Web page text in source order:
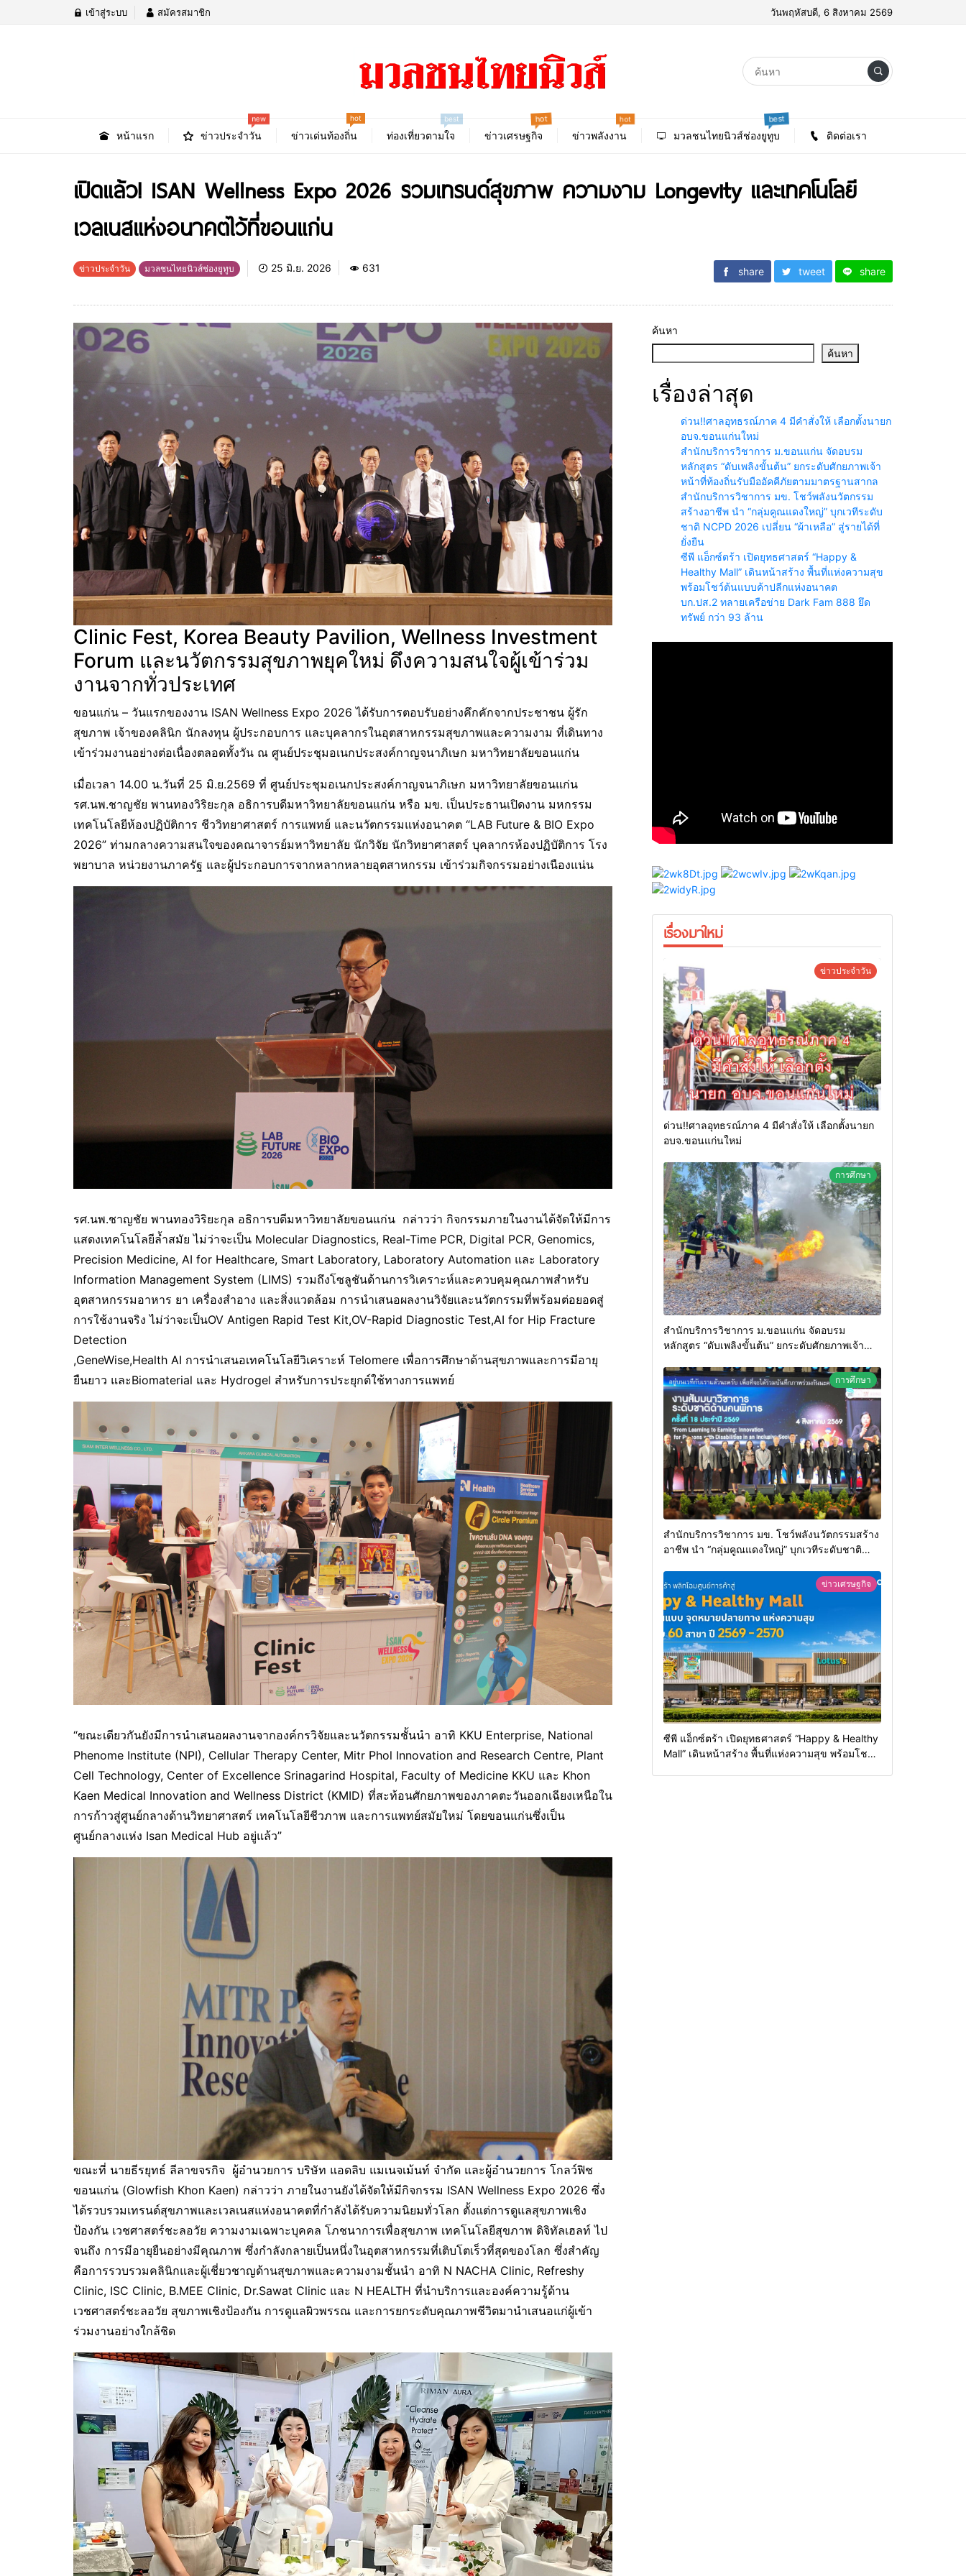
เข้าสู่ระบบ สมัครสมาชิก วันพฤหัสบดี, 6 สิงหาคม 2569
หน้าแรก ข่าวประจำวัน
new
ข่าวเด่นท้องถิ่น
hot
ท่องเที่ยวตามใจ
best
ข่าวเศรษฐกิจ
hot
ข่าวพลังงาน
hot
มวลชนไทยนิวส์ช่องยูทูบ
best
ติดต่อเรา
เปิดแล้ว! ISAN Wellness Expo 2026 รวมเทรนด์สุขภาพ ความงาม Longevity และเทคโนโลยี
เวลเนสแห่งอนาคตไว้ที่ขอนแก่น
ข่าวประจำวัน มวลชนไทยนิวส์ช่องยูทูบ 25 มิ.ย. 2026 631 share tweet share
Clinic Fest, Korea Beauty Pavilion, Wellness Investment
Forum และนวัตกรรมสุขภาพยุคใหม่ ดึงความสนใจผู้เข้าร่วม
งานจากทั่วประเทศ
ขอนแก่น – วันแรกของงาน ISAN Wellness Expo 2026 ได้รับการตอบรับอย่างคึกคักจากประชาชน ผู้รัก
สุขภาพ เจ้าของคลินิก นักลงทุน ผู้ประกอบการ และบุคลากรในอุตสาหกรรมสุขภาพและความงาม ที่เดินทาง
เข้าร่วมงานอย่างต่อเนื่องตลอดทั้งวัน ณ ศูนย์ประชุมอเนกประสงค์กาญจนาภิเษก มหาวิทยาลัยขอนแก่น
เมื่อเวลา 14.00 น.วันที่ 25 มิ.ย.2569 ที่ ศูนย์ประชุมอเนกประสงค์กาญจนาภิเษก มหาวิทยาลัยขอนแก่น
รศ.นพ.ชาญชัย พานทองวิริยะกุล อธิการบดีมหาวิทยาลัยขอนแก่น หรือ มข. เป็นประธานเปิดงาน มหกรรม
เทคโนโลยีห้องปฏิบัติการ ชีววิทยาศาสตร์ การแพทย์ และนวัตกรรมแห่งอนาคต “LAB Future & BIO Expo
2026” ท่ามกลางความสนใจของคณาจารย์มหาวิทยาลัย นักวิจัย นักวิทยาศาสตร์ บุคลากรห้องปฏิบัติการ โรง
พยาบาล หน่วยงานภาครัฐ และผู้ประกอบการจากหลากหลายอุตสาหกรรม เข้าร่วมกิจกรรมอย่างเนืองแน่น
รศ.นพ.ชาญชัย พานทองวิริยะกุล อธิการบดีมหาวิทยาลัยขอนแก่น กล่าวว่า กิจกรรมภายในงานได้จัดให้มีการ
แสดงเทคโนโลยีล้ำสมัย ไม่ว่าจะเป็น Molecular Diagnostics, Real-Time PCR, Digital PCR, Genomics,
Precision Medicine, AI for Healthcare, Smart Laboratory, Laboratory Automation และ Laboratory
Information Management System (LIMS) รวมถึงโซลูชันด้านการวิเคราะห์และควบคุมคุณภาพสำหรับ
อุตสาหกรรมอาหาร ยา เครื่องสำอาง และสิ่งแวดล้อม การนำเสนอผลงานวิจัยและนวัตกรรมที่พร้อมต่อยอดสู่
การใช้งานจริง ไม่ว่าจะเป็นOV Antigen Rapid Test Kit,OV-Rapid Diagnostic Test,AI for Hip Fracture
Detection
,GeneWise,Health AI การนำเสนอเทคโนโลยีวิเคราะห์ Telomere เพื่อการศึกษาด้านสุขภาพและการมีอายุ
ยืนยาว และBiomaterial และ Hydrogel สำหรับการประยุกต์ใช้ทางการแพทย์
“ขณะเดียวกันยังมีการนำเสนอผลงานจากองค์กรวิจัยและนวัตกรรมชั้นนำ อาทิ KKU Enterprise, National
Phenome Institute (NPI), Cellular Therapy Center, Mitr Phol Innovation and Research Centre, Plant
Cell Technology, Center of Excellence Srinagarind Hospital, Faculty of Medicine KKU และ Khon
Kaen Medical Innovation and Wellness District (KMID) ที่สะท้อนศักยภาพของภาคตะวันออกเฉียงเหนือใน
การก้าวสู่ศูนย์กลางด้านวิทยาศาสตร์ เทคโนโลยีชีวภาพ และการแพทย์สมัยใหม่ โดยขอนแก่นซึ่งเป็น
ศูนย์กลางแห่ง Isan Medical Hub อยู่แล้ว”
ขณะที่ นายธีรยุทธ์ ลีลาขจรกิจ ผู้อำนวยการ บริษัท แอดลิบ แมเนจเม้นท์ จำกัด และผู้อำนวยการ โกลว์ฟิช
ขอนแก่น (Glowfish Khon Kaen) กล่าวว่า ภายในงานยังได้จัดให้มีกิจกรรม ISAN Wellness Expo 2026 ซึ่ง
ได้รวบรวมเทรนด์สุขภาพและเวลเนสแห่งอนาคตที่กำลังได้รับความนิยมทั่วโลก ตั้งแต่การดูแลสุขภาพเชิง
ป้องกัน เวชศาสตร์ชะลอวัย ความงามเฉพาะบุคคล โภชนาการเพื่อสุขภาพ เทคโนโลยีสุขภาพ ดิจิทัลเฮลท์ ไป
จนถึง การมีอายุยืนอย่างมีคุณภาพ ซึ่งกำลังกลายเป็นหนึ่งในอุตสาหกรรมที่เติบโตเร็วที่สุดของโลก ซึ่งสำคัญ
คือการรวบรวมคลินิกและผู้เชี่ยวชาญด้านสุขภาพและความงามชั้นนำ อาทิ N NACHA Clinic, Refreshy
Clinic, ISC Clinic, B.MEE Clinic, Dr.Sawat Clinic และ N HEALTH ที่นำบริการและองค์ความรู้ด้าน
เวชศาสตร์ชะลอวัย สุขภาพเชิงป้องกัน การดูแลผิวพรรณ และการยกระดับคุณภาพชีวิตมานำเสนอแก่ผู้เข้า
ร่วมงานอย่างใกล้ชิด
ค้นหา
ค้นหา
เรื่องล่าสุด
ด่วน!!ศาลอุทธรณ์ภาค 4 มีคำสั่งให้ เลือกตั้งนายก
อบจ.ขอนแก่นใหม่
สำนักบริการวิชาการ ม.ขอนแก่น จัดอบรม
หลักสูตร “ดับเพลิงขั้นต้น” ยกระดับศักยภาพเจ้า
หน้าที่ท้องถิ่นรับมืออัคคีภัยตามมาตรฐานสากล
สำนักบริการวิชาการ มข. โชว์พลังนวัตกรรม
สร้างอาชีพ นำ “กลุ่มคูณแดงใหญ่” บุกเวทีระดับ
ชาติ NCPD 2026 เปลี่ยน “ผ้าเหลือ” สู่รายได้ที่
ยั่งยืน
ซีพี แอ็กซ์ตร้า เปิดยุทธศาสตร์ “Happy &
Healthy Mall” เดินหน้าสร้าง พื้นที่แห่งความสุข
พร้อมโชว์ต้นแบบค้าปลีกแห่งอนาคต
บก.ปส.2 ทลายเครือข่าย Dark Fam 888 ยึด
ทรัพย์ กว่า 93 ล้าน
เรื่องมาใหม่
ข่าวประจำวัน
ด่วน!!ศาลอุทธรณ์ภาค 4 มีคำสั่งให้ เลือกตั้งนายก
อบจ.ขอนแก่นใหม่
การศึกษา
สำนักบริการวิชาการ ม.ขอนแก่น จัดอบรม
หลักสูตร “ดับเพลิงขั้นต้น” ยกระดับศักยภาพเจ้า
การศึกษา
สำนักบริการวิชาการ มข. โชว์พลังนวัตกรรมสร้าง
อาชีพ นำ “กลุ่มคูณแดงใหญ่” บุกเวทีระดับชาติ
ข่าวเศรษฐกิจ
ซีพี แอ็กซ์ตร้า เปิดยุทธศาสตร์ “Happy & Healthy
Mall” เดินหน้าสร้าง พื้นที่แห่งความสุข พร้อมโชว์